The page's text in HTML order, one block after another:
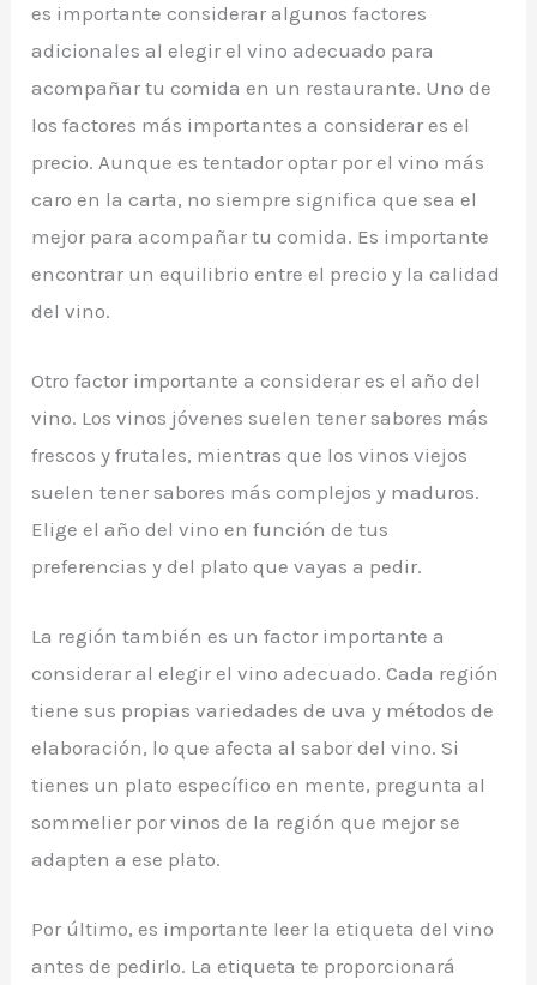
es importante considerar algunos factores
adicionales al elegir el vino adecuado para
acompañar tu comida en un restaurante. Uno de
los factores más importantes a considerar es el
precio. Aunque es tentador optar por el vino más
caro en la carta, no siempre significa que sea el
mejor para acompañar tu comida. Es importante
encontrar un equilibrio entre el precio y la calidad
del vino.
Otro factor importante a considerar es el año del
vino. Los vinos jóvenes suelen tener sabores más
frescos y frutales, mientras que los vinos viejos
suelen tener sabores más complejos y maduros.
Elige el año del vino en función de tus
preferencias y del plato que vayas a pedir.
La región también es un factor importante a
considerar al elegir el vino adecuado. Cada región
tiene sus propias variedades de uva y métodos de
elaboración, lo que afecta al sabor del vino. Si
tienes un plato específico en mente, pregunta al
sommelier por vinos de la región que mejor se
adapten a ese plato.
Por último, es importante leer la etiqueta del vino
antes de pedirlo. La etiqueta te proporcionará